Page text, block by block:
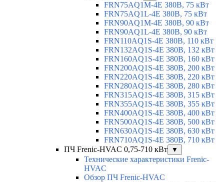
FRN75AQ1M-4E 380В, 75 кВт
FRN75AQ1L-4E 380В, 75 кВт
FRN90AQ1M-4E 380В, 90 кВт
FRN90AQ1L-4E 380В, 90 кВт
FRN110AQ1S-4E 380В, 110 кВт
FRN132AQ1S-4E 380В, 132 кВт
FRN160AQ1S-4E 380В, 160 кВт
FRN200AQ1S-4E 380В, 200 кВт
FRN220AQ1S-4E 380В, 220 кВт
FRN280AQ1S-4E 380В, 280 кВт
FRN315AQ1S-4E 380В, 315 кВт
FRN355AQ1S-4E 380В, 355 кВт
FRN400AQ1S-4E 380В, 400 кВт
FRN500AQ1S-4E 380В, 500 кВт
FRN630AQ1S-4E 380В, 630 кВт
FRN710AQ1S-4E 380В, 710 кВт
ПЧ Frenic-HVAC 0,75-710 кВт
▼
Технические характеристики Frenic-
HVAC
Обзор ПЧ Frenic-HVAC